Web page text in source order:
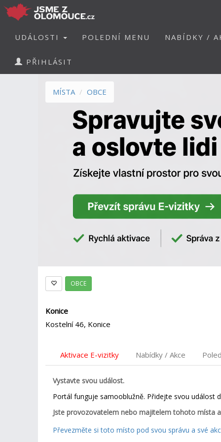
UDÁLOSTI POLEDNÍ MENU NABÍDKY /
PŘIHLÁSIT
MÍSTA OBCE
OBCE
Konice
Kostelní 46, Konice
Aktivace E-vizitky Nabídky / Akce
Vystavte svou událost.
Portál funguje samooblužně. Přidejte svou událost
Jste provozovatelem nebo majitelem tohoto místa
Převezměte si toto místo pod svou správu a své